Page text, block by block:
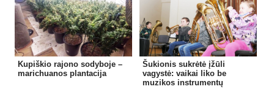
Kupiškio rajono sodyboje –
marichuanos plantacija
Šukionis sukrėtė įžūli
vagystė: vaikai liko be
muzikos instrumentų